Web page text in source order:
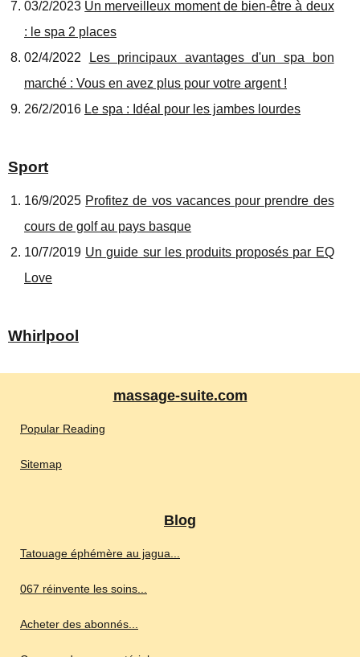
03/2/2023 Un merveilleux moment de bien-être à deux
: le spa 2 places
02/4/2022
Les principaux avantages d'un spa bon
marché : Vous en avez plus pour votre argent !
26/2/2016 Le spa : Idéal pour les jambes lourdes
Sport
16/9/2025 Profitez de vos vacances pour prendre des
cours de golf au pays basque
10/7/2019 Un guide sur les produits proposés par EQ
Love
Whirlpool
massage-suite.com
Popular Reading
Sitemap
Blog
Tatouage éphémère au jagua...
067 réinvente les soins...
Acheter des abonnés...